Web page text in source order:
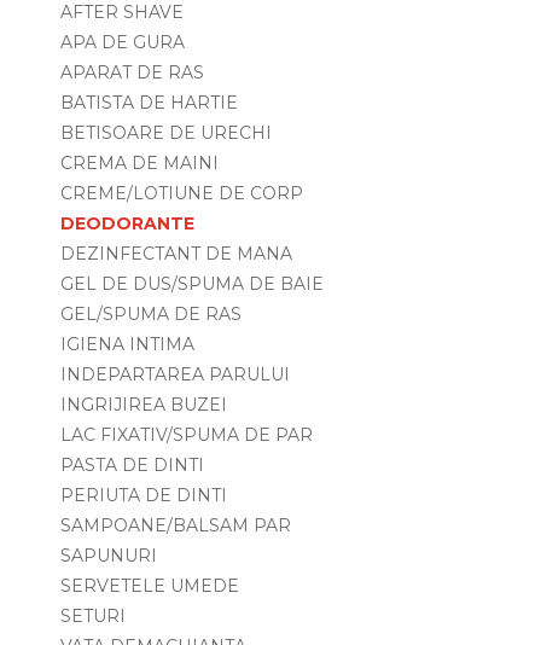
AFTER SHAVE
APA DE GURA
APARAT DE RAS
BATISTA DE HARTIE
BETISOARE DE URECHI
CREMA DE MAINI
CREME/LOTIUNE DE CORP
DEODORANTE
DEZINFECTANT DE MANA
GEL DE DUS/SPUMA DE BAIE
GEL/SPUMA DE RAS
IGIENA INTIMA
INDEPARTAREA PARULUI
INGRIJIREA BUZEI
LAC FIXATIV/SPUMA DE PAR
PASTA DE DINTI
PERIUTA DE DINTI
SAMPOANE/BALSAM PAR
SAPUNURI
SERVETELE UMEDE
SETURI